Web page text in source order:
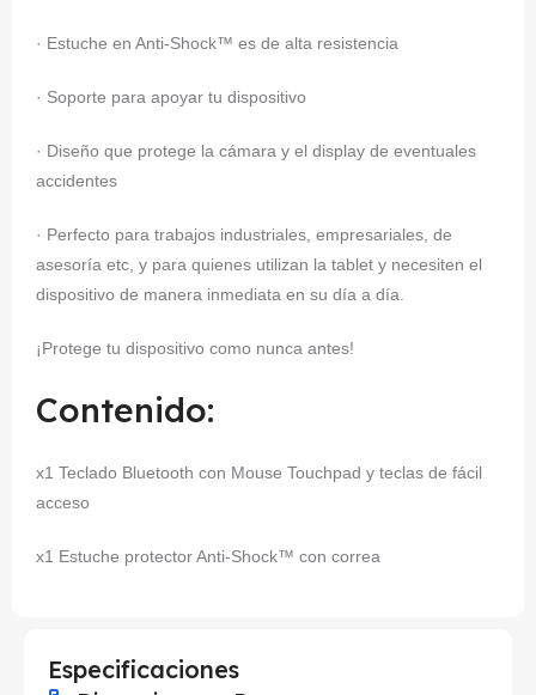
· Estuche en Anti-Shock™ es de alta resistencia
· Soporte para apoyar tu dispositivo
· Diseño que protege la cámara y el display de eventuales
accidentes
· Perfecto para trabajos industriales, empresariales, de
asesoría etc, y para quienes utilizan la tablet y necesiten el
dispositivo de manera inmediata en su día a día.
¡Protege tu dispositivo como nunca antes!
Contenido:
x1 Teclado Bluetooth con Mouse Touchpad y teclas de fácil
acceso
x1 Estuche protector Anti-Shock™ con correa
Especificaciones